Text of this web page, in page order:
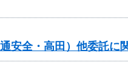
全・高田）他委託に